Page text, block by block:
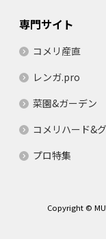
専門サイト
コメリ産直
レンガ.pro
菜園&ガーデン
コメリハード&
プロ特集
Copyright ©